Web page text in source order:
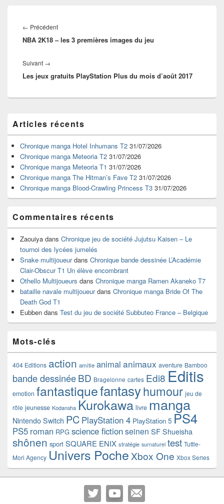
de
l’article
← PrécédentArticle
précédent :
NBA 2K18 – les 3 premières images du jeu
Suivant →
suivant :
Les jeux gratuits PlayStation Plus du mois d’août 2017
principale
de
widget
pour
barre
latérale
Articles récents
Chronique manga Hotel Inhumans T2 31/07/2026
Chronique manga Meteoria T2 31/07/2026
Chronique manga Meteoria T1 31/07/2026
Chronique manga The Hitman’s Fave T2 31/07/2026
Chronique manga Blood-Crawling Princess T3 31/07/2026
Commentaires récents
Zaouiya dans Chronique jeu de société Jujutsu Kaisen – Le
tournoi des lycées jumelés
Snake multijoueurdans Chronique bande dessinée L’Académie
Clair-Obscur T1 Un élève encombrant
Othello Multijoueurs dans Chronique manga Ramen Akaneko T7
bataille navale multijoueurdans Chronique manga Bride Of The
Death God T1
Eubben dans Test du jeu de société Subbuteo France – Belgique
Mots-clés
404 Editions action amitie animal animaux aventure Bamboo
bande dessinéeBD Bragelonne cartes Edi8 Editis
emotion fantastiquefantasyhumour jeu de
rôle jeunesse Kodansha Kurokawa livre manga
Nintendo Switch PC PlayStation 4 PlayStation 5 PS4
PS5 roman RPG science fictionseinen SF Shueisha
shônen sport SQUARE ENIX stratégie surnaturel test Tuttle-
Mori Agency Univers Poche Xbox One Xbox Series